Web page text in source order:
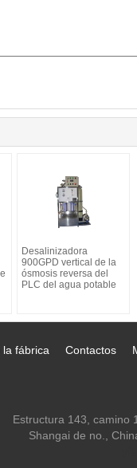
Desalinizadora
900GPD vertical de la
ósmosis reversa del
PLC del agua potable
Contactos
la fábrica
Estructura 143, camino
Shangai de no.,